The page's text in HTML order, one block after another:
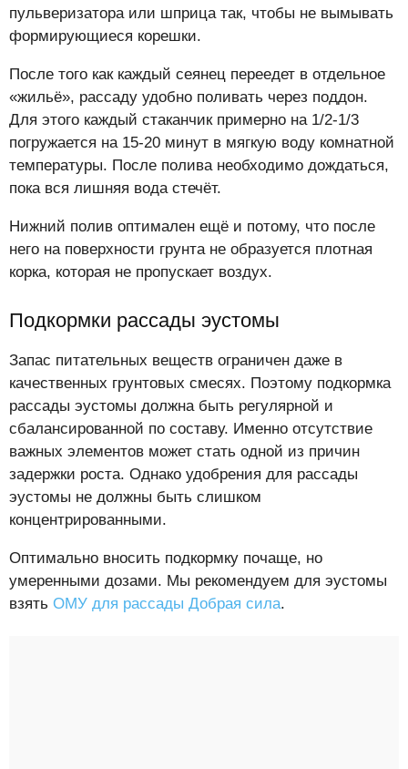
пульверизатора или шприца так, чтобы не вымывать
формирующиеся корешки.
После того как каждый сеянец переедет в отдельное
«жильё», рассаду удобно поливать через поддон.
Для этого каждый стаканчик примерно на 1/2-1/3
погружается на 15-20 минут в мягкую воду комнатной
температуры. После полива необходимо дождаться,
пока вся лишняя вода стечёт.
Нижний полив оптимален ещё и потому, что после
него на поверхности грунта не образуется плотная
корка, которая не пропускает воздух.
Подкормки рассады эустомы
Запас питательных веществ ограничен даже в
качественных грунтовых смесях. Поэтому подкормка
рассады эустомы должна быть регулярной и
сбалансированной по составу. Именно отсутствие
важных элементов может стать одной из причин
задержки роста. Однако удобрения для рассады
эустомы не должны быть слишком
концентрированными.
Оптимально вносить подкормку почаще, но
умеренными дозами. Мы рекомендуем для эустомы
взять ОМУ для рассады Добрая сила.